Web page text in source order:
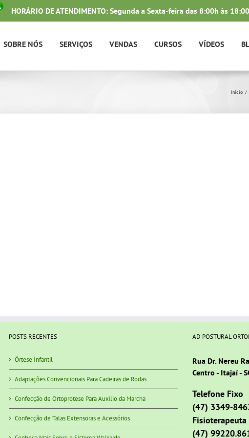
HORÁRIO DE ATENDIMENTO: Segunda a Sexta-feira das 8:00h às
SOBRE NÓS SERVIÇOS VENDAS CURSOS VÍDEOS
Início
POSTS RECENTES
Órtese Infantil
Adaptações Convencionais Para Cadeiras de Rodas
Confecção de Ortoprotese Para Auxílio da Marcha
Confecção de Talas Extensoras e Acessórios
AD POSTURAL
Rua Dr. Nereu
Centro - Itajaí -
Telefone Fixo
(47) 3349-
Fisioterapeuta
(47)